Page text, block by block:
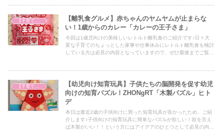
【子育て奮闘記】
【離乳食グルメ】赤ちゃんのヤムヤムが止まらな
い！1歳からのカレー「カレーの王子さま」
今回は1歳児向けの美味しいレトルト離乳食のご紹介です♪日々大
変な子育てのちょっとした家事や仕事休みにレトルト離乳食を検討
している方は必見の内容となっていますので、ぜひ最後までご覧く
【幼児向け知育玩具】子供たちの脳開発を促す幼児
向けの知育パズル！ZHONgRT「木製パズル」ヒト
デ
本日は最近2歳の子供向けに買った知育玩具が良かったため、ご紹
介します♪子供向けの知育玩具に簡単なパズルが欲しい！欲を言え
ば木製がいい！！という方にはアイデアのひとつとして必見の内容